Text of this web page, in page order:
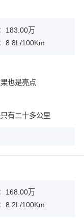
183.00万
8.8L/100Km
也是亮点
有二十多公里
168.00万
8.2L/100Km